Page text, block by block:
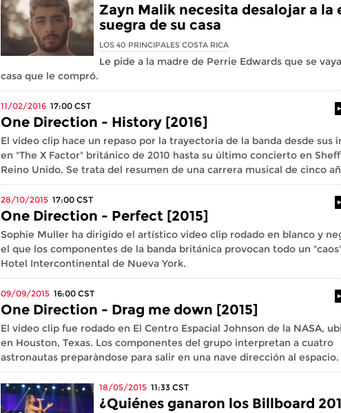
Zayn Malik necesita desalojar a la
suegra de su casa
LOS 40 PRINCIPALES COSTA RICA
Le pide a la madre de Perrie Edwards que se
casa que le compró.
11/02/2016 17:00 CST
One Direction - History [2016]
El video clip hace un repaso por la trayectoria de la banda desde sus
en "The X Factor" británico de 2010 hasta su último concierto en
Reino Unido. Se trata del resumen de una carrera musical de cinco
28/10/2015 17:00 CST
One Direction - Perfect [2015]
Sophie Muller ha dirigido el artístico video clip rodado en blanco y
el que los componentes de la banda británica provocan todo un
Hotel Intercontinental de Nueva York.
09/09/2015 16:00 CST
One Direction - Drag me down [2015]
El video clip fue rodado en El Centro Espacial Johnson de la NASA,
en Houston, Texas. Los componentes del grupo interpretan a cuatro
astronautas preparàndose para salir en una nave dirección al espacio.
18/05/2015 11:33 CST
¿Quiénes ganaron los Billboard